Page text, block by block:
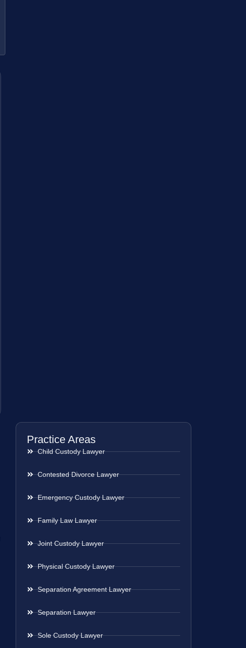
Practice Areas
Child Custody Lawyer
Contested Divorce Lawyer
Emergency Custody Lawyer
Family Law Lawyer
Joint Custody Lawyer
Physical Custody Lawyer
Separation Agreement Lawyer
Separation Lawyer
Sole Custody Lawyer